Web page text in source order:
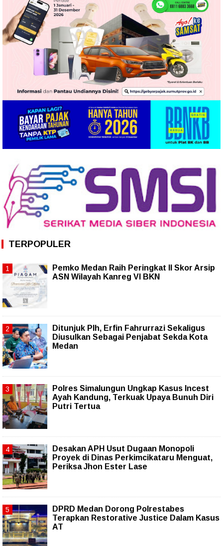
TERPOPULER
Pemko Medan Raih Peringkat II Skor Arsip
ASN Wilayah Kanreg VI BKN
Ditunjuk Plh, Erfin Fahrurrazi Sekaligus
Diusulkan Sebagai Penjabat Sekda Kota
Medan
Polres Simalungun Ungkap Kasus Incest
Ayah Kandung, Terkuak Upaya Bunuh Diri
Putri Tertua
Desakan APH Usut Dugaan Monopoli
Proyek di Dinas Perkimcikataru Menguat,
Periksa Jhon Ester Lase
DPRD Medan Dorong Polrestabes
Terapkan Restorative Justice Dalam Kasus
AT